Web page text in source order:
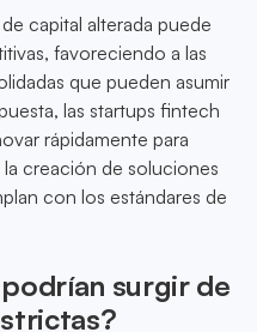
capital alterada puede
favoreciendo a las
que pueden asumir
las startups fintech
rápidamente para
creación de soluciones
con los estándares de
surgir de